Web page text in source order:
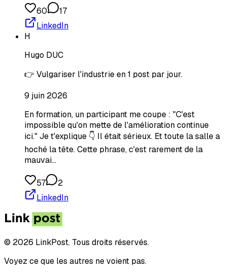
60
17
LinkedIn
H
Hugo DUC
👉 Vulgariser l'industrie en 1 post par jour.
9 juin 2026
En formation, un participant me coupe : "C'est
impossible qu'on mette de l'amélioration continue
ici." Je t'explique 👇 Il était sérieux. Et toute la salle a
hoché la tête. Cette phrase, c'est rarement de la
mauvai…
57
2
LinkedIn
© 2026 LinkPost. Tous droits réservés.
Voyez ce que les autres ne voient pas.